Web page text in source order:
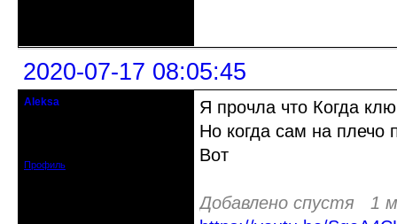
2020-07-17 08:05:45
Aleksa
Профиль
Я прочла что Когда
Но когда сам на плечо
Вот
Добавлено спустя 1